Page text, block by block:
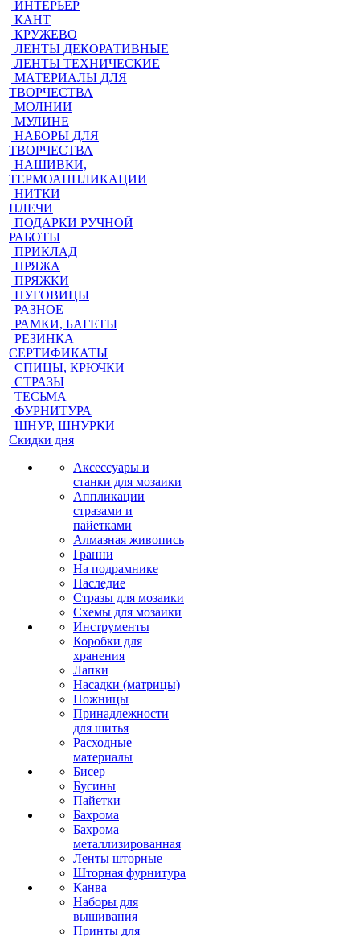
ИНТЕРЬЕР
КАНТ
КРУЖЕВО
ЛЕНТЫ ДЕКОРАТИВНЫЕ
ЛЕНТЫ ТЕХНИЧЕСКИЕ
МАТЕРИАЛЫ ДЛЯ
ТВОРЧЕСТВА
МОЛНИИ
МУЛИНЕ
НАБОРЫ ДЛЯ
ТВОРЧЕСТВА
НАШИВКИ,
ТЕРМОАППЛИКАЦИИ
НИТКИ
ПЛЕЧИ
ПОДАРКИ РУЧНОЙ
РАБОТЫ
ПРИКЛАД
ПРЯЖА
ПРЯЖКИ
ПУГОВИЦЫ
РАЗНОЕ
РАМКИ, БАГЕТЫ
РЕЗИНКА
СЕРТИФИКАТЫ
СПИЦЫ, КРЮЧКИ
СТРАЗЫ
ТЕСЬМА
ФУРНИТУРА
ШНУР, ШНУРКИ
Скидки дня
Аксессуары и
станки для мозаики
Аппликации
стразами и
пайетками
Алмазная живопись
Гранни
На подрамнике
Наследие
Стразы для мозаики
Схемы для мозаики
Инструменты
Коробки для
хранения
Лапки
Насадки (матрицы)
Ножницы
Принадлежности
для шитья
Расходные
материалы
Бисер
Бусины
Пайетки
Бахрома
Бахрома
металлизированная
Ленты шторные
Шторная фурнитура
Канва
Наборы для
вышивания
Принты для